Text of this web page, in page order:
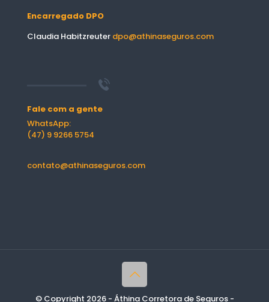
Encarregado DPO
Claudia Habitzreuter dpo@athinaseguros.com
Fale com a gente
WhatsApp:
(47) 9 9266 5754
contato@athinaseguros.com
© Copyright 2026 - Áthina Corretora de Seguros -